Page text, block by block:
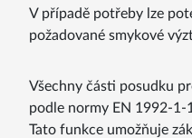
V případě potřeby lze
požadované smykové
Všechny části posudku
podle normy EN 1992-1-
Tato funkce umožňuje